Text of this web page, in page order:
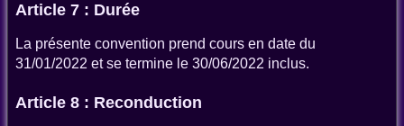
Article 7 : Durée
La présente convention prend cours en date du
31/01/2022 et se termine le 30/06/2022 inclus.
Article 8 : Reconduction